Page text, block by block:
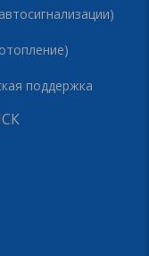
поддержка